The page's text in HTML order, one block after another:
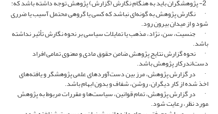
· نگارش پژوهش به گونه‌ای نباشد که کسی یا گروهی محتمل آسیب یا ضرری
شود و از میدان بیرون رود.
· جنسیت، سن، نژاد، مذهب یا تمایلات سیاسی بر نحوه نگارش تأثیر نداشته
باشد.
· نحوه گزارش نتایج پژوهش ضامن حقوق مادی و معنوی تمامی افراد
دست‌اندرکار پژوهش باشد.
· در گزارش پژوهش، مرز بین دست‌آوردهای علمی پژوهشگر و یافته‌های
اخذ شده از کار دیگران، روشن، شفاف و بدون ابهام باشد.
· در گزارش‌ پژوهش، تمام قوانین، سیاست‌ها و مقررات مربوط به پژوهش
ِمورد نظر، رعایت شود.